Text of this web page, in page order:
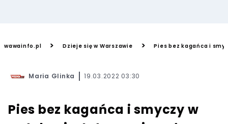
wawainfo.pl > Dzieje się w Warszawie > Pies bez kagańca i
Maria Glinka 19.03.2022 03:30
Pies bez kagańca i smyczy w